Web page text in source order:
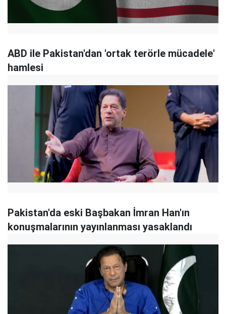
ABD ile Pakistan'dan 'ortak terörle mücadele'
hamlesi
Pakistan'da eski Başbakan İmran Han'ın
konuşmalarının yayınlanması yasaklandı